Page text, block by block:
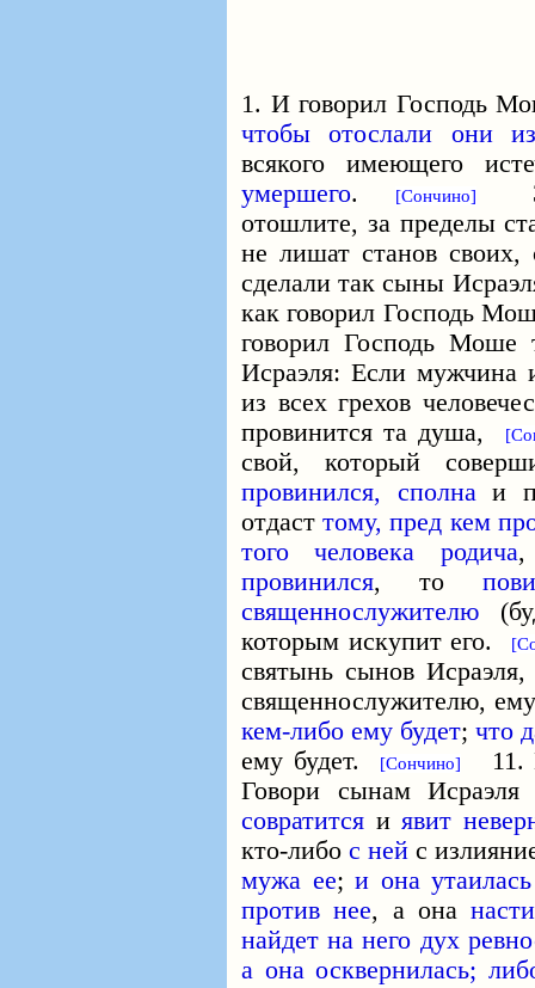
1. И говорил Господь
чтобы отослали они
всякого имеющего
умершего. [Сончино]
3.
отошлите, за пределы
не лишат станов
сделали так сыны
как говорил Господь
говорил Господь
Исраэля: Если мужчина
из всех грехов
провинится та душа,
свой, который
провинился, сполна и
отдасттому, пред кем
того человека родича
провинился, то
священнослужителю
которым искупит его.
святынь сынов
священнослужителю,
кем-либо ему будет; что
ему будет.
[Сончино]
11.
Говори сынам
совратится иявит
кто-либос ней с
мужа ее;и она утаилась
против нее, а она
найдет на него дух
а она осквернилась;